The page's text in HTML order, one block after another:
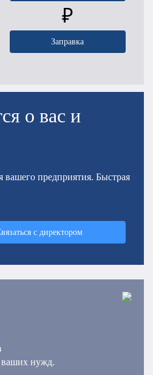
₽
Заправка
о вас и
вашего предприятия. Быстрая
с директором
ваших нужд.